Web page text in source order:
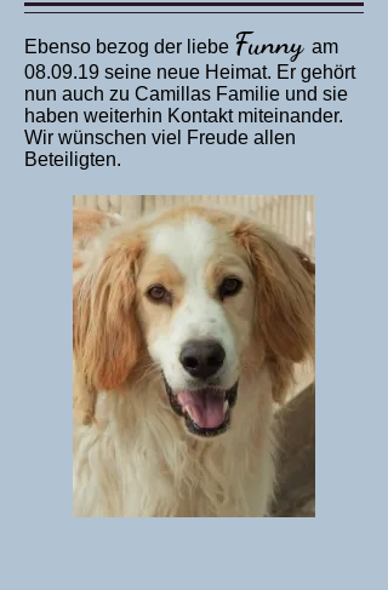
Ebenso bezog der liebe Funny am
08.09.19 seine neue Heimat. Er gehört
nun auch zu Camillas Familie und sie
haben weiterhin Kontakt miteinander.
Wir wünschen viel Freude allen
Beteiligten.